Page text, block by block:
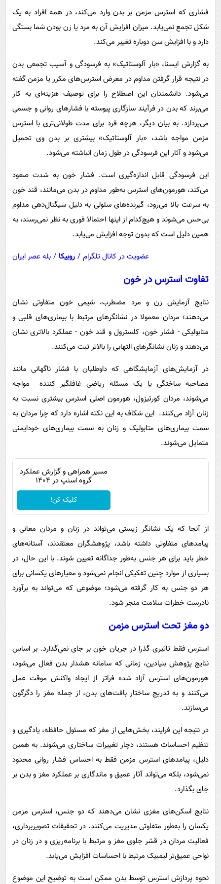
فناوری
گوناگون
محیط زیست
سلامت
فرهنگی
اجتماعی
سیاست خارجی
آشپزی
فشاری که استرس مزمن بر بدن وارد می‌کند، در همه افراد به یک
شکل تجمع نمی‌یابد. میزان افزایش آن به مرد یا زن بودن شما بستگی
دارد و با افزایش سن دوباره تغییر می‌کند.
به گزارش ایسنا، «بار آلوستاتیک» به فرسودگی و آسیب تجمعی بدن
در نتیجه قرار گرفتن مداوم در معرض استرس‌های مکرر یا مزمن گفته
می‌شود. دانشمندان این اصطلاح را برای توصیف هزینه‌ای به کار
می‌برند که بدن در فرآیند سازگاری پیوسته با فشارهای روانی و جسمی
می‌پردازد. به بیان دیگر، هرچه فرد برای مدت طولانی‌تری با استرس
مزمن مواجه باشد، «بار آلوستاتیک» بیشتری بر بدن وی تحمیل
می‌شود و آثار این فرسودگی در طول زمان انباشته می‌شود.
این فرسودگی قابل اندازه‌گیری است. فشار خون به شدت صعود
می‌کند، هورمون‌های استرس به‌طور مداوم در بدن می‌مانند، قند خون
به سرعت بالا می‌رود، گیرنده‌های سلولی به دلیل سیگنال‌دهی مداوم
بی‌حس می‌شوند و هیچ‌کدام از اینها احتمالا فوری به نظر نمی‌رسند، به
همین دلیل است که بدون توجه افزایش می‌یابد.
عضویت در کانال تلگرام / روبیکا / بله عصر ایران
تفاوت استرس در خون
نتایج آزمایش زن و مرد مضطرب، شیمی خون متفاوتی نشان
می‌دهند؛ مردان معمولا در نشانگرهای مرتبط با بیماری‌های قلبی و
متابولیکی - فشار خون، کلسترول و قند خون - عملکرد بالاتری نشان
می‌دهند و زنان نشانگرهای التهابی را بالاتر ثبت می‌کنند.
در آزمایش‌های آزمایشگاهی که داوطلبان با فشار ناگهانی مانند
مصاحبه ساختگی یا یک مسئله ریاضی غافلگیر کننده مواجه
می‌شوند، مردان کورتیزول، هورمون اصلی استرس بیشتری نسبت به
زنان آزاد می‌کنند. این شکاف به این نکته اشاره دارد که چرا مردان به
سمت بیماری‌های متابولیک و زنان به سمت بیماری‌های خودایمنی
متمایل می‌شوند.
مسیر همراهی و گزارش عملکرد
گروه اسنپ در ۱۴۰۴
کلیک کن!
از آنجا که یک نشانگر زیستی می‌تواند در زنان و مردان معانی و
پیامدهای متفاوتی داشته باشد، پژوهشگران معتقدند، آستانه‌های
خطر باید برای هر جنس به‌طور جداگانه تعیین شوند. با این حال، در
بسیاری از موارد چنین تفکیکی انجام نمی‌شود و معیارهای یکسانی برای
هر دو جنس به کار گرفته می‌شود؛ موضوعی که می‌تواند به برآورد
نادرست خطرات سلامت منجر شود.
دو مغز تحت استرس مزمن
استرس فقط تاثیری گذرا در جریان خون بر جای نمی‌گذارد. بر اساس
نتایج پژوهش بنیادین، زمانی که سامانه هشدار بدن فعال می‌شود،
هورمون‌های استرس آزاد شده فراتر از ایجاد واکنش موقت عمل
می‌کنند و به تدریج ساختار بافت‌های بدن، از جمله مغز را دگرگون
می‌سازند.
در نتیجه این فرایند، بخش‌هایی از مغز که مسئول حافظه، یادگیری و
تنظیم احساسات هستند، دچار تغییرات ساختاری می‌شوند. به همین
دلیل، پیامدهای استرس مزمن فقط به احساس فشار روانی محدود
نمی‌شود، بلکه می‌تواند آثار عمیق و ماندگاری بر عملکرد مغز و بدن بر
جای بگذارد.
نتایج اسکن‌های مغزی نشان می‌دهند که دو جنس، استرس مزمن
یکسان را به‌طور متفاوتی مدیریت می‌کنند. در تحقیقات تصویربرداری،
فعالیت مردان در قشر جلوی مغز و مرتبط با برنامه‌ریزی و در زنان در
نواحی عمیق‌تر لیمبیک مرتبط با احساسات افزایش می‌یابد.
نحوه پردازش استرس توسط بدن ممکن است به توضیح این موضوع